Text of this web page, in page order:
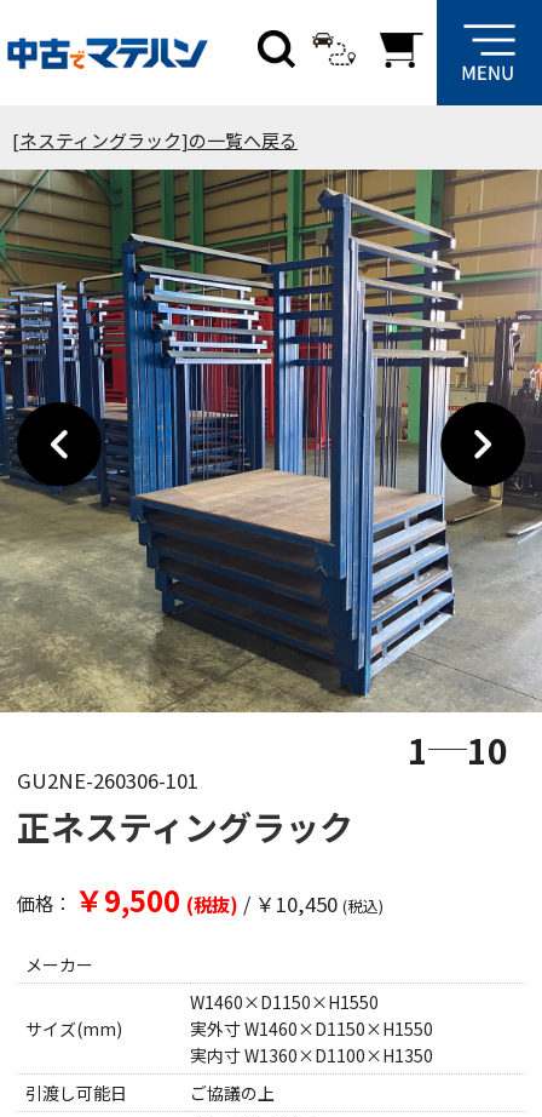
[ネスティングラック]の一覧へ戻る
1 10
GU2NE-260306-101
正ネスティングラック
価格： ￥9,500 (税抜) / ￥10,450 (税込)
メーカー
サイズ(mm)
W1460×D1150×H1550
実外寸 W1460×D1150×H1550
実内寸 W1360×D1100×H1350
引渡し可能日
ご協議の上